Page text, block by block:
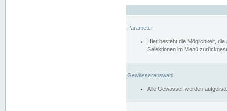
Parameter
Hier besteht die Möglichkeit,
Selektionen im Menü
Gewässerauswahl
Alle Gewässer werden